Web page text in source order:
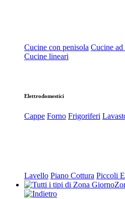
Cucine con penisola Cucine ad
Cucine lineari
Elettrodomestici
Cappe Forno Frigoriferi
Lavello Piano Cottura Piccoli